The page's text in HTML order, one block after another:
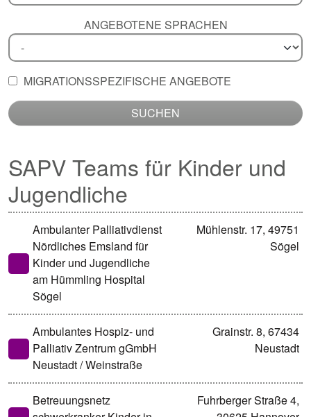
ANGEBOTENE SPRACHEN
MIGRATIONSSPEZIFISCHE ANGEBOTE
SUCHEN
SAPV Teams für Kinder und
Jugendliche
Ambulanter Palliativdienst
Nördliches Emsland für
Kinder und Jugendliche
am Hümmling Hospital
Sögel
Mühlenstr. 17, 49751
Sögel
Ambulantes Hospiz- und
Palliativ Zentrum gGmbH
Neustadt / Weinstraße
Grainstr. 8, 67434
Neustadt
Betreuungsnetz
Fuhrberger Straße 4,